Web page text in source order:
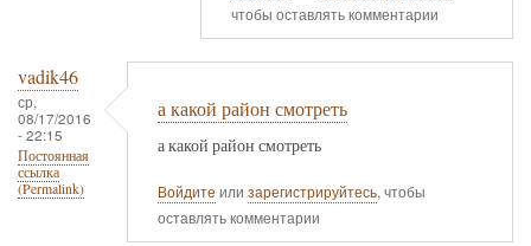
чтобы оставлять комментарии
vadik46
ср,
08/17/2016
- 22:15
Постоянная
ссылка
(Permalink)
а какой район смотреть
а какой район смотреть
Войдите или зарегистрируйтесь, чтобы
оставлять комментарии